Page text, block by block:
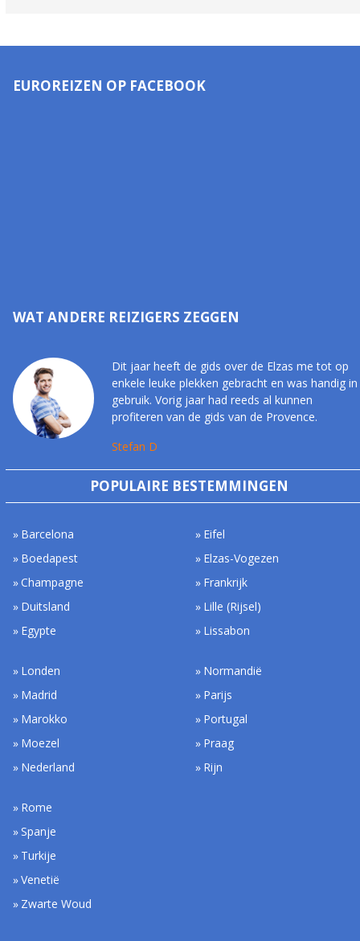
EUROREIZEN OP FACEBOOK
WAT ANDERE REIZIGERS ZEGGEN
Dit jaar heeft de gids over de Elzas me tot op
enkele leuke plekken gebracht en was handig in
gebruik. Vorig jaar had reeds al kunnen
profiteren van de gids van de Provence.
Stefan D
POPULAIRE BESTEMMINGEN
Barcelona
Boedapest
Champagne
Duitsland
Egypte
Eifel
Elzas-Vogezen
Frankrijk
Lille (Rijsel)
Lissabon
Londen
Madrid
Marokko
Moezel
Nederland
Normandië
Parijs
Portugal
Praag
Rijn
Rome
Spanje
Turkije
Venetië
Zwarte Woud